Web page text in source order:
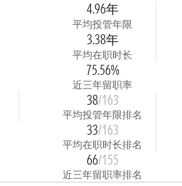
4.96年
平均投管年限
3.38年
平均在职时长
75.56%
近三年留职率
38/163
平均投管年限排名
33/163
平均在职时长排名
66/155
近三年留职率排名